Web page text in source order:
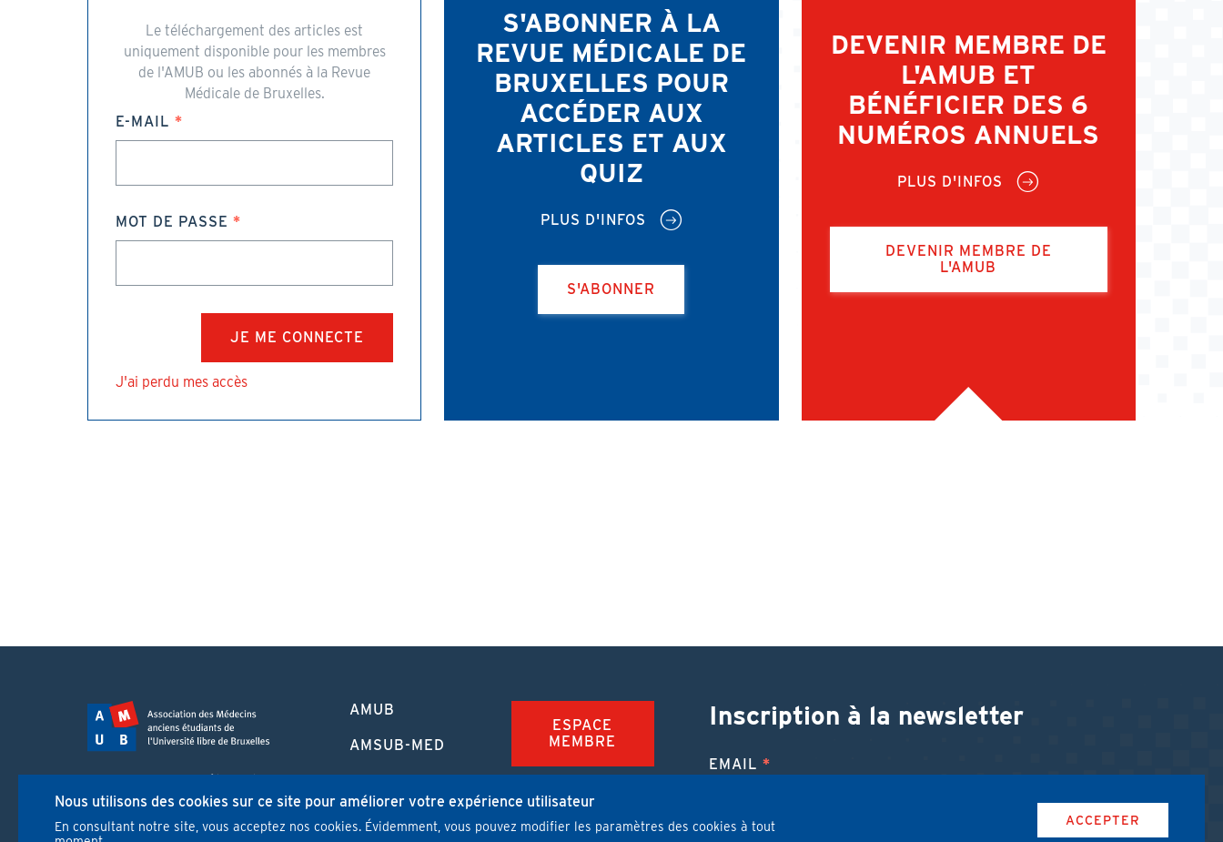
Le téléchargement des articles est
uniquement disponible pour les membres
de l'AMUB ou les abonnés à la Revue
Médicale de Bruxelles.
E-MAIL
MOT DE PASSE
J'ai perdu mes accès
S'ABONNER À LA
REVUE MÉDICALE DE
BRUXELLES POUR
ACCÉDER AUX
ARTICLES ET AUX
QUIZ
PLUS D'INFOS
S'ABONNER
DEVENIR MEMBRE DE
L'AMUB ET
BÉNÉFICIER DES 6
NUMÉROS ANNUELS
PLUS D'INFOS
DEVENIR MEMBRE DE
L'AMUB
Route de Lennik 808/612
1070 Bruxelles
PIED
PAGE
AMUB
AMSUB-MED
FORMATION
CONTINUE
REVUE MÉDICALE
ESPACE
MEMBRE
FAQ
JOBS
Inscription à la newsletter
EMAIL
Nous utilisons des cookies sur ce site pour améliorer votre expérience utilisateur
En consultant notre site, vous acceptez nos cookies. Évidemment, vous pouvez modifier les paramètres des cookies à tout
ACCEPTER